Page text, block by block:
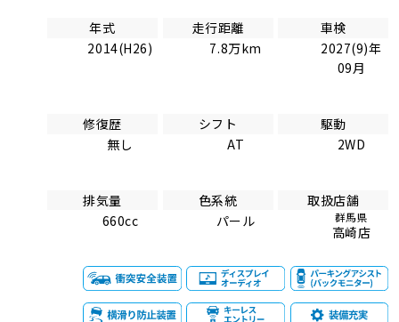
年式
2014(H26)
走行距離
7.8万km
車検
2027(9)年
09月
修復歴
無し
シフト
AT
駆動
2WD
排気量
660cc
色系統
パール
取扱店舗
群馬県
高崎店